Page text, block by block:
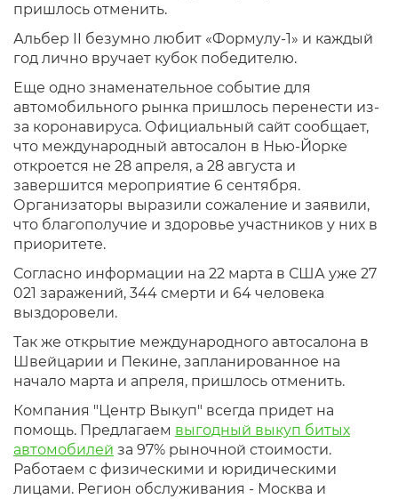
пришлось отменить.
Альбер II безумно любит «Формулу-1» и каждый
год лично вручает кубок победителю.
Еще одно знаменательное событие для
автомобильного рынка пришлось перенести из-
за коронавируса. Официальный сайт сообщает,
что международный автосалон в Нью-Йорке
откроется не 28 апреля, а 28 августа и
завершится мероприятие 6 сентября.
Организаторы выразили сожаление и заявили,
что благополучие и здоровье участников у них в
приоритете.
Согласно информации на 22 марта в США уже 27
021 заражений, 344 смерти и 64 человека
выздоровели.
Так же открытие международного автосалона в
Швейцарии и Пекине, запланированное на
начало марта и апреля, пришлось отменить.
Компания "Центр Выкуп" всегда придет на
помощь. Предлагаем выгодный выкуп битых
автомобилей за 97% рыночной стоимости.
Работаем с физическими и юридическими
лицами. Регион обслуживания - Москва и